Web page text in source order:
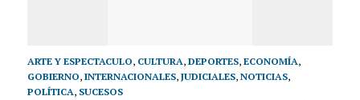
ARTE Y ESPECTACULO, CULTURA, DEPORTES, ECONOMÍA,
GOBIERNO, INTERNACIONALES, JUDICIALES, NOTICIAS,
POLÍTICA, SUCESOS